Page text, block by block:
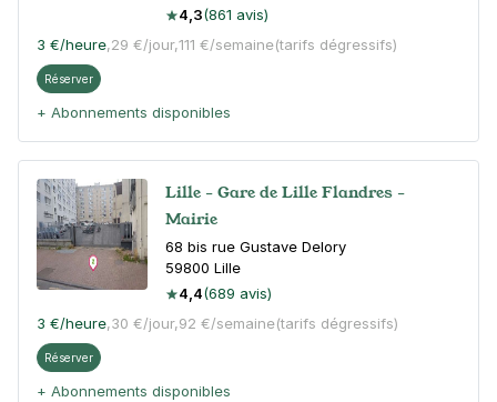
4,3(861 avis)
3 €/heure,29 €/jour,111 €/semaine(tarifs dégressifs)
Réserver
+ Abonnements disponibles
Lille - Gare de Lille Flandres -
Mairie
68 bis rue Gustave Delory
59800 Lille
4,4(689 avis)
3 €/heure,30 €/jour,92 €/semaine(tarifs dégressifs)
Réserver
+ Abonnements disponibles